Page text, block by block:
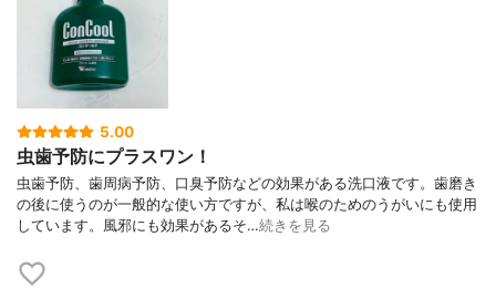
5.00
虫歯予防にプラスワン！
虫歯予防、歯周病予防、口臭予防などの効果がある洗口液です。歯磨き
の後に使うのが一般的な使い方ですが、私は喉のためのうがいにも使用
しています。風邪にも効果があるそ…続きを見る